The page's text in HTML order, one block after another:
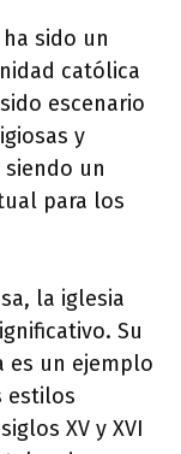
sido un
católica
escenario
y
un
para los
la iglesia
Su
es un ejemplo
estilos
XV y XVI